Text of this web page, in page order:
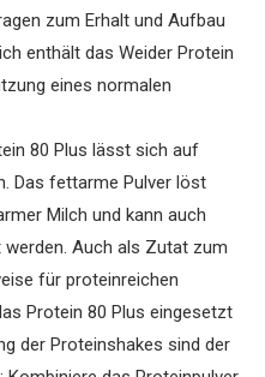
zum Erhalt und Aufbau
enthält das Weider Protein
eines normalen
80 Plus lässt sich auf
Das fettarme Pulver löst
Milch und kann auch
Auch als Zutat zum
für proteinreichen
Protein 80 Plus eingesetzt
der Proteinshakes sind der